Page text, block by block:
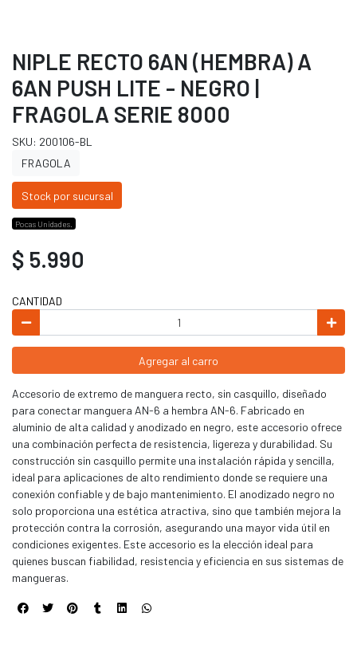
NIPLE RECTO 6AN (HEMBRA) A
6AN PUSH LITE - NEGRO |
FRAGOLA SERIE 8000
SKU: 200106-BL
FRAGOLA
Stock por sucursal
Pocas Unidades.
$ 5.990
CANTIDAD
Agregar al carro
Accesorio de extremo de manguera recto, sin casquillo, diseñado
para conectar manguera AN-6 a hembra AN-6. Fabricado en
aluminio de alta calidad y anodizado en negro, este accesorio ofrece
una combinación perfecta de resistencia, ligereza y durabilidad. Su
construcción sin casquillo permite una instalación rápida y sencilla,
ideal para aplicaciones de alto rendimiento donde se requiere una
conexión confiable y de bajo mantenimiento. El anodizado negro no
solo proporciona una estética atractiva, sino que también mejora la
protección contra la corrosión, asegurando una mayor vida útil en
condiciones exigentes. Este accesorio es la elección ideal para
quienes buscan fiabilidad, resistencia y eficiencia en sus sistemas de
mangueras.